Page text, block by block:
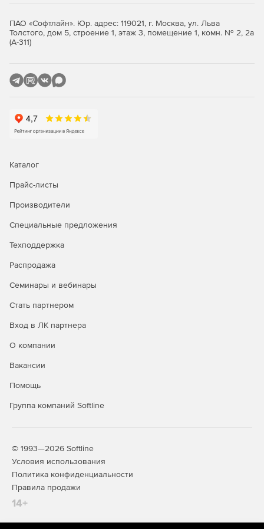
ПАО «Софтлайн». Юр. адрес: 119021, г. Москва, ул. Льва
Толстого, дом 5, строение 1, этаж 3, помещение 1, комн. № 2, 2а
(А-311)
Каталог
Прайс-листы
Производители
Специальные предложения
Техподдержка
Распродажа
Семинары и вебинары
Стать партнером
Вход в ЛК партнера
О компании
Вакансии
Помощь
Группа компаний Softline
© 1993—2026 Softline
Условия использования
Политика конфиденциальности
Правила продажи
14+